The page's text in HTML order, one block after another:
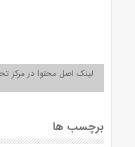
لینک اصل محتوا در مرکز
برچسب ها